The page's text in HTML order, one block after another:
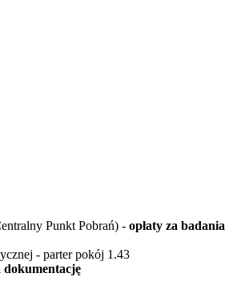
Punkt Pobrań) - opłaty za badania
- parter pokój 1.43
dokumentację